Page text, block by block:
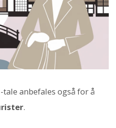
anbefales også for å
.